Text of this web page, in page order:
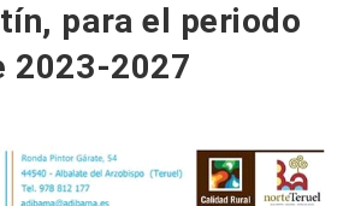
para el periodo
2023-2027